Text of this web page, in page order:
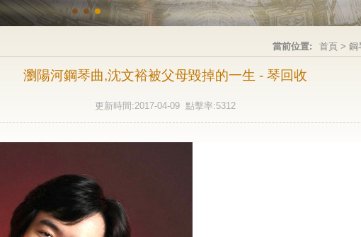
當前位置: 首頁 > 鋼
瀏陽河鋼琴曲,沈文裕被父母毀掉的一生 - 琴回收
更新時間:2017-04-09 點擊率:5312